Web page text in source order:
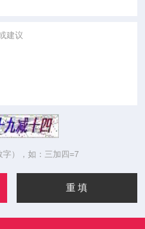
），如：三加四=7